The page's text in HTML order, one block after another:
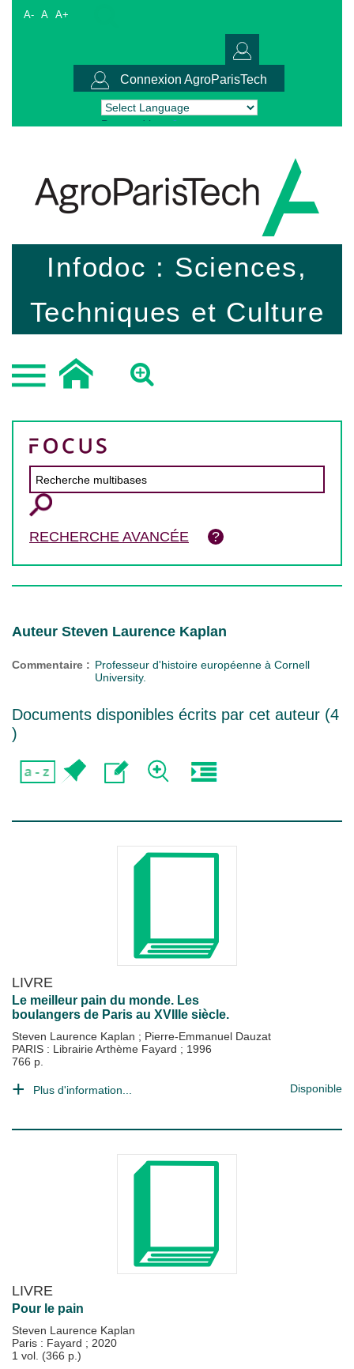
A- A A+
Connexion AgroParisTech
Powered by Translate
Infodoc : Sciences,
Techniques et Culture
RECHERCHE AVANCÉE
Auteur Steven Laurence Kaplan
Commentaire : Professeur d'histoire européenne à Cornell
University.
Documents disponibles écrits par cet auteur (4
)
LIVRE
Le meilleur pain du monde. Les
boulangers de Paris au XVIIIe siècle.
Steven Laurence Kaplan ; Pierre-Emmanuel Dauzat
PARIS : Librairie Arthème Fayard ; 1996
766 p.
Plus d'information... Disponible
LIVRE
Pour le pain
Steven Laurence Kaplan
Paris : Fayard ; 2020
1 vol. (366 p.)